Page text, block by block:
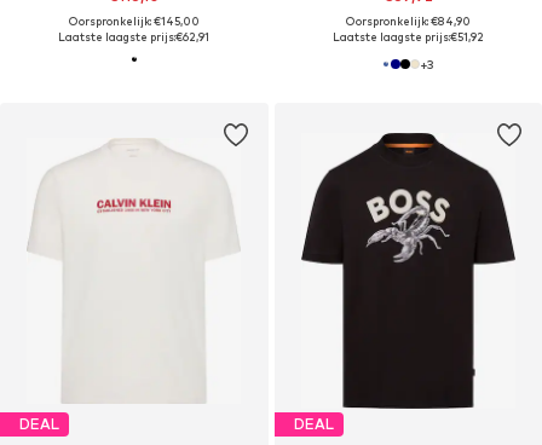
Oorspronkelijk: €145,00
Laatste laagste prijs:€62,91
Oorspronkelijk: €84,90
Laatste laagste prijs:€51,92
+3
DEAL DEAL